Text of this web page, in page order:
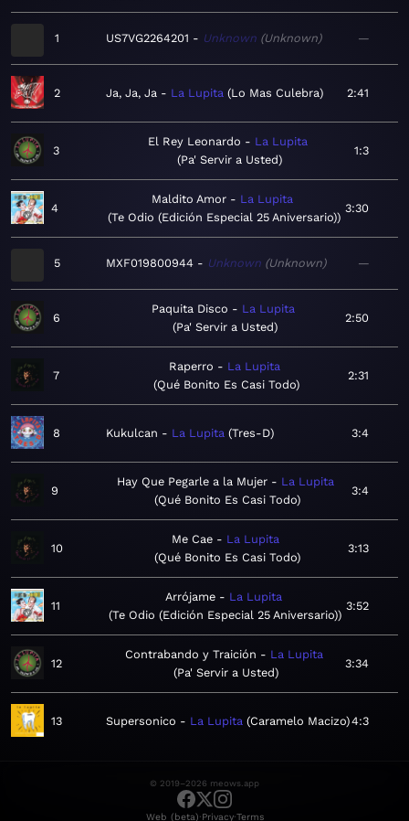
1 US7VG2264201 Unknown Unknown —
2 Ja, Ja, Ja La Lupita Lo Mas Culebra 2:41
3
El Rey Leonardo
La Lupita
Pa' Servir a Usted
1:3
4
Maldito Amor
La Lupita
Te Odio (Edición Especial 25 Aniversario)
3:30
5 MXF019800944 Unknown Unknown —
6
Paquita Disco
La Lupita
Pa' Servir a Usted
2:50
7
Raperro
La Lupita
Qué Bonito Es Casi Todo
2:31
8 Kukulcan La Lupita Tres-D 3:4
9
Hay Que Pegarle a la Mujer
La Lupita
Qué Bonito Es Casi Todo
3:4
10
Me Cae
La Lupita
Qué Bonito Es Casi Todo
3:13
11
Arrójame
La Lupita
Te Odio (Edición Especial 25 Aniversario)
3:52
12
Contrabando y Traición
La Lupita
Pa' Servir a Usted
3:34
13 Supersonico La Lupita Caramelo Macizo 4:3
© 2019–2026 meows.app
Web (beta)·Privacy·Terms